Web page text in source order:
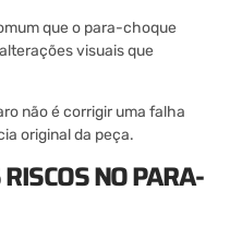
que o para-choque
visuais que
não é corrigir uma falha
original da peça.
NO PARA-